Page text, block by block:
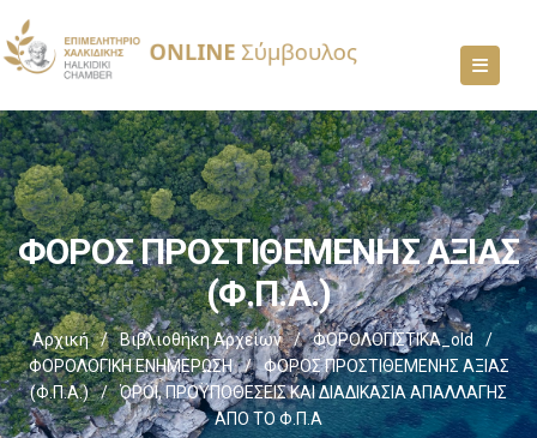
ΦΟΡΟΣ ΠΡΟΣΤΙΘΕΜΕΝΗΣ ΑΞΙΑΣ
(Φ.Π.Α.)
Αρχική / Βιβλιοθήκη Αρχείων / ΦΟΡΟΛΟΓΙΣΤΙΚΑ_old
/
ΦΟΡΟΛΟΓΙΚΗ ΕΝΗΜΕΡΩΣΗ
/
ΦΟΡΟΣ ΠΡΟΣΤΙΘΕΜΕΝΗΣ ΑΞΙΑΣ
(Φ.Π.Α.)
/
ΌΡΟΙ, ΠΡΟΫΠΟΘΕΣΕΙΣ ΚΑΙ ΔΙΑΔΙΚΑΣΙΑ ΑΠΑΛΛΑΓΗΣ
ΑΠΟ ΤΟ Φ.Π.Α